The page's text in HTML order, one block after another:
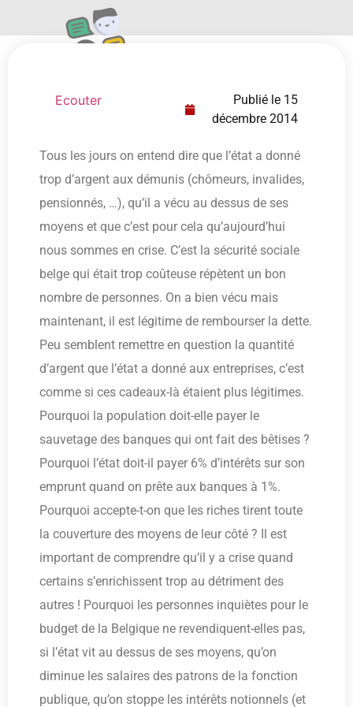
Ecouter Publié le 15
décembre 2014
Tous les jours on entend dire que l’état a donné
trop d’argent aux démunis (chômeurs, invalides,
pensionnés, …), qu’il a vécu au dessus de ses
moyens et que c’est pour cela qu’aujourd’hui
nous sommes en crise. C’est la sécurité sociale
belge qui était trop coûteuse répètent un bon
nombre de personnes. On a bien vécu mais
maintenant, il est légitime de rembourser la dette.
Peu semblent remettre en question la quantité
d’argent que l’état a donné aux entreprises, c’est
comme si ces cadeaux-là étaient plus légitimes.
Pourquoi la population doit-elle payer le
sauvetage des banques qui ont fait des bêtises ?
Pourquoi l’état doit-il payer 6% d’intérêts sur son
emprunt quand on prête aux banques à 1%.
Pourquoi accepte-t-on que les riches tirent toute
la couverture des moyens de leur côté ? Il est
important de comprendre qu’il y a crise quand
certains s’enrichissent trop au détriment des
autres ! Pourquoi les personnes inquiètes pour le
budget de la Belgique ne revendiquent-elles pas,
si l’état vit au dessus de ses moyens, qu’on
diminue les salaires des patrons de la fonction
publique, qu’on stoppe les intérêts notionnels (et